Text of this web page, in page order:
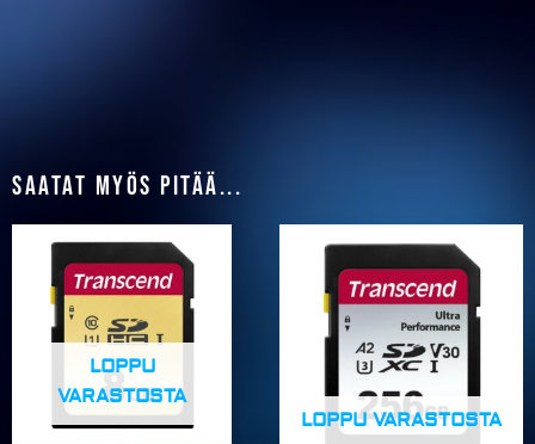
Saatat myös pitää...
LOPPU
VARASTOSTA
LOPPU VARASTOSTA